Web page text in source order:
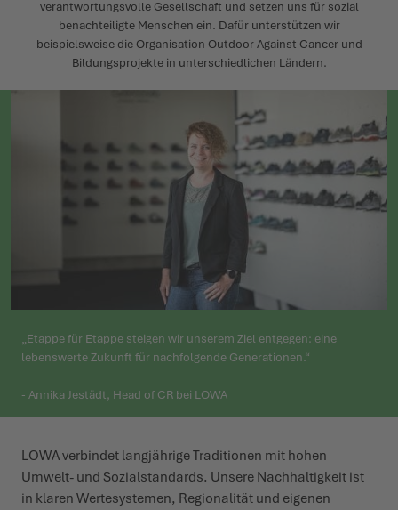
verantwortungsvolle Gesellschaft und setzen uns für sozial
benachteiligte Menschen ein. Dafür unterstützen wir
beispielsweise die Organisation Outdoor Against Cancer und
Bildungsprojekte in unterschiedlichen Ländern.
„Etappe für Etappe steigen wir unserem Ziel entgegen: eine
lebenswerte Zukunft für nachfolgende Generationen.“
- Annika Jestädt, Head of CR bei LOWA
LOWA verbindet langjährige Traditionen mit hohen
Umwelt- und Sozialstandards. Unsere Nachhaltigkeit ist
in klaren Wertesystemen, Regionalität und eigenen